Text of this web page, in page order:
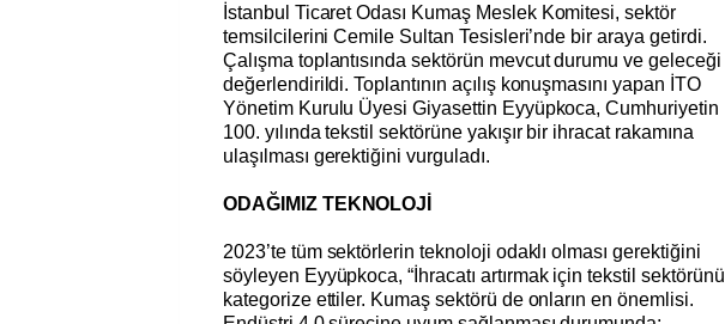
İstanbul Ticaret Odası Kumaş Meslek Komitesi, sektör
temsilcilerini Cemile Sultan Tesisleri’nde bir araya getirdi.
Çalışma toplantısında sektörün mevcut durumu ve geleceği
değerlendirildi. Toplantının açılış konuşmasını yapan İTO
Yönetim Kurulu Üyesi Giyasettin Eyyüpkoca, Cumhuriyetin
100. yılında tekstil sektörüne yakışır bir ihracat rakamına
ulaşılması gerektiğini vurguladı.
ODAĞIMIZ TEKNOLOJİ
2023’te tüm sektörlerin teknoloji odaklı olması gerektiğini
söyleyen Eyyüpkoca, “İhracatı artırmak için tekstil sektörünü
kategorize ettiler. Kumaş sektörü de onların en önemlisi.